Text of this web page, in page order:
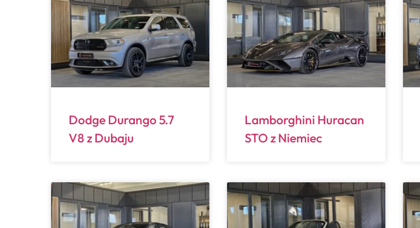
Dodge Durango 5.7
V8 z Dubaju
Lamborghini Huracan
STO z Niemiec